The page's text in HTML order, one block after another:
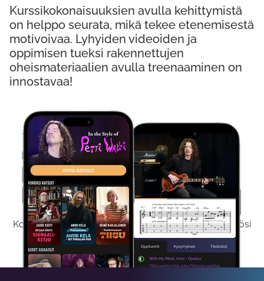
Kokeile Ilmaiseksi
Kokeilemalla ilmaiseksi saat koko sisältömme käyttöösi
viikon ajaksi.
Kurssikokonaisuuksien avulla kehittymistä
on helppo seurata, mikä tekee etenemisestä
motivoivaa. Lyhyiden videoiden ja
oppimisen tueksi rakennettujen
oheismateriaalien avulla treenaaminen on
innostavaa!